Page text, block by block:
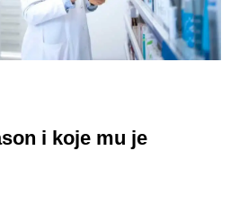
i koje mu je